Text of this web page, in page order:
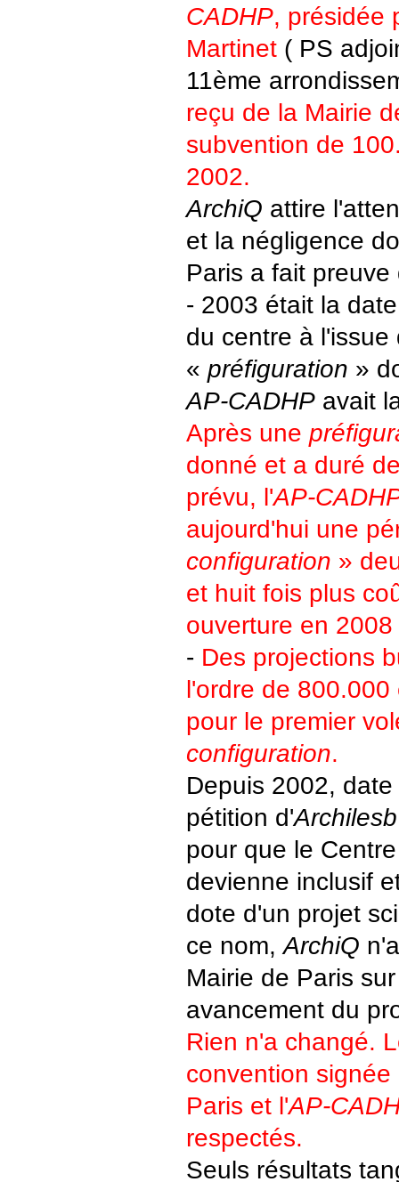
CADHP, présidée
Martinet( PS
11ème
reçu de la Mairie
subvention de
2002.
ArchiQ attire
et la négligence
Paris a fait
- 2003 était la
du centre à
« préfiguration »
AP-CADHPavait
Après une
donné et a duré
prévu, l'AP-
aujourd'hui une
configuration »
et huit fois plus
ouverture en 2008
- Des projections
l'ordre de
pour le premier
configuration.
Depuis 2002,
pétition d'
pour que le
devienne inclusif
dote d'un projet
ce nom,ArchiQ
Mairie de Paris
avancement du
Rien n'a changé.
convention
Paris et l'AP-
respectés.
Seuls résultats